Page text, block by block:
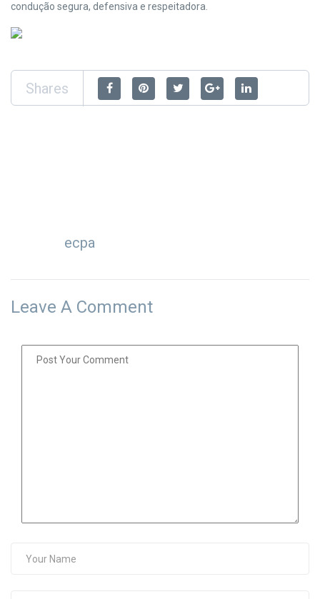
condução segura, defensiva e respeitadora.
Shares
ecpa
Leave A Comment